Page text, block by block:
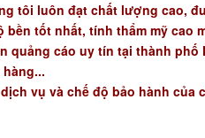
tôi luôn đạt chất lượng cao,
tốt nhất, tính thẩm mỹ cao
quảng cáo uy tín tại thành phố
vụ và chế độ bảo hành của